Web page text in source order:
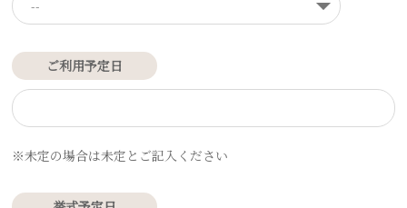
ご利用予定日
※未定の場合は未定とご記入ください